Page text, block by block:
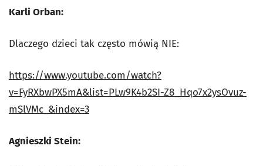
Karli Orban:
Dlaczego dzieci tak często mówią NIE:
https://www.youtube.com/watch?
v=FyRXbwPX5mA&list=PLw9K4b2SI-Z8_Hqo7x2ysOvuz-
mSlVMc_&index=3
Agnieszki Stein: